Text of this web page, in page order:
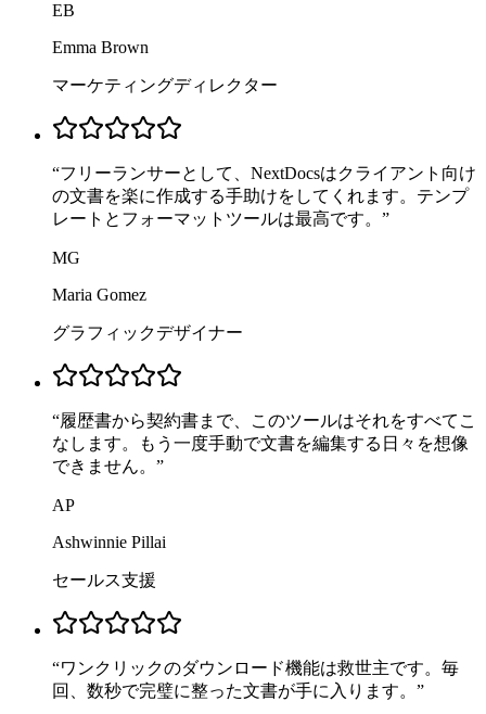
EB
Emma Brown
マーケティングディレクター
“フリーランサーとして、NextDocsはクライアント向け
の文書を楽に作成する手助けをしてくれます。テンプ
レートとフォーマットツールは最高です。 ”
MG
Maria Gomez
グラフィックデザイナー
“履歴書から契約書まで、このツールはそれをすべてこ
なします。もう一度手動で文書を編集する日々を想像
できません。 ”
AP
Ashwinnie Pillai
セールス支援
“ワンクリックのダウンロード機能は救世主です。毎
回、数秒で完璧に整った文書が手に入ります。 ”